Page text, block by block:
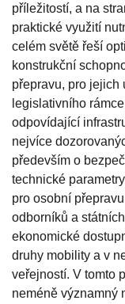
příležitostí, a na
praktické využití
celém světě řeší
konstrukční
přepravu, pro jejich
legislativního
odpovídající
nejvíce
především o
technické
pro osobní
odborníků a
ekonomické
druhy mobility a v
veřejností. V tomto
neméně významný